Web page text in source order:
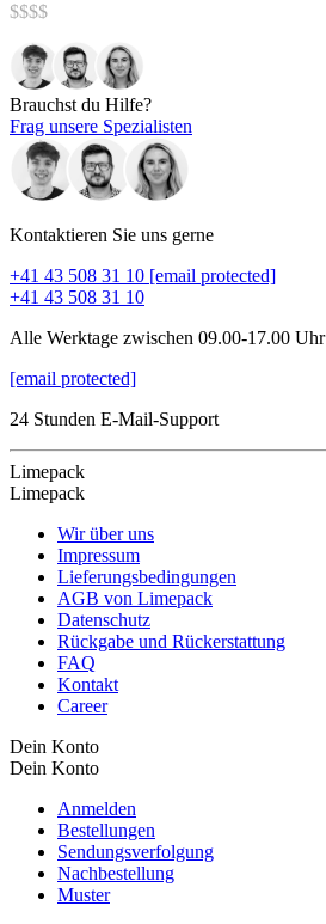
$$$$
Brauchst du Hilfe?
Frag unsere Spezialisten
Kontaktieren Sie uns gerne
+41 43 508 31 10 [email protected]
+41 43 508 31 10
Alle Werktage zwischen 09.00-17.00 Uhr
[email protected]
24 Stunden E-Mail-Support
Limepack
Limepack
Wir über uns
Impressum
Lieferungsbedingungen
AGB von Limepack
Datenschutz
Rückgabe und Rückerstattung
FAQ
Kontakt
Career
Dein Konto
Dein Konto
Anmelden
Bestellungen
Sendungsverfolgung
Nachbestellung
Muster